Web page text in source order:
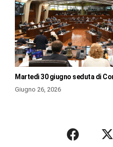
Martedì 30 giugno seduta di
Giugno 26, 2026